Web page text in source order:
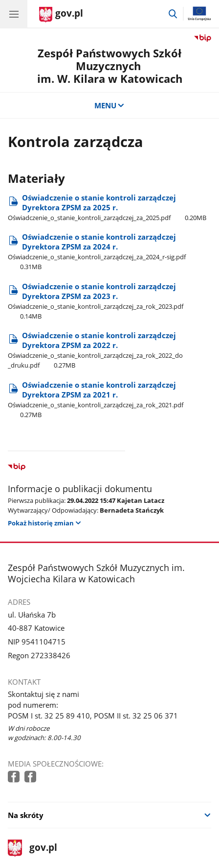
gov.pl
przejdź
Zespół Państwowych Szkół
Muzycznych
im. W. Kilara w Katowicach
MENU
Kontrola zarządcza
Materiały
Oświadczenie o stanie kontroli zarządczej
Dyrektora ZPSM za 2025 r.
Oświadczenie​_o​_stanie​_kontroli​_zarządczej​_za​_2025.pdf 0.20MB
Oświadczenie o stanie kontroli zarządczej
Dyrektora ZPSM za 2024 r.
Oświadczenie​_o​_stanie​_kontroli​_zarządczej​_za​_2024​_r-sig.pdf
0.31MB
Oświadczenie o stanie kontroli zarządczej
Dyrektora ZPSM za 2023 r.
Oświadczenie​_o​_stanie​_kontroli​_zarządczej​_za​_rok​_2023.pdf
0.14MB
Oświadczenie o stanie kontroli zarządczej
Dyrektora ZPSM za 2022 r.
Oświadczenie​_o​_stanie​_kontroli​_zarządczej​_za​_rok​_2022​_do​
_druku.pdf
0.27MB
Oświadczenie o stanie kontroli zarządczej
Dyrektora ZPSM za 2021 r.
Oświadczenie​_o​_stanie​_kontroli​_zarządczej​_za​_rok​_2021.pdf
0.27MB
Informacje o publikacji dokumentu
Pierwsza publikacja:29.04.2022 15:47 Kajetan Latacz
Wytwarzający/ Odpowiadający: Bernadeta Stańczyk
Pokaż historię zmian
stopka
Zespół Państwowych Szkół Muzycznych im.
Wojciecha Kilara w Katowicach
ADRES
ul. Ułańska 7b
40-887 Katowice
NIP 9541104715
Regon 272338426
KONTAKT
Skontaktuj się z nami
pod numerem:
POSM I st. 32 25 89 410, POSM II st. 32 25 06 371
W dni robocze
w godzinach: 8.00-14.30
MEDIA SPOŁECZNOŚCIOWE:
Na skróty
stopka
gov.pl
Strona
gov.pl